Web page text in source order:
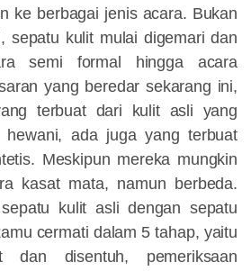
ke berbagai jenis acara. Bukan
sepatu kulit mulai digemari dan
semi formal hingga acara
yang beredar sekarang ini,
terbuat dari kulit asli yang
ada juga yang terbuat
Meskipun mereka mungkin
kasat mata, namun berbeda.
kulit asli dengan sepatu
cermati dalam 5 tahap, yaitu
disentuh, pemeriksaan